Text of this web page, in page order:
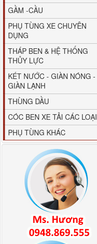
GẦM -CẦU
PHỤ TÙNG XE CHUYÊN
DỤNG
THÁP BEN & HỆ THỐNG
THỦY LỰC
KÉT NƯỚC - GIÀN NÓNG -
GIÀN LẠNH
THÙNG DẦU
CÓC BEN XE TẢI CÁC LOẠI
PHỤ TÙNG KHÁC
80YHCB-60 Bơm xăng
dầu 60m3/h...
M4610162101A0 Tapbi
cửa Thaco...